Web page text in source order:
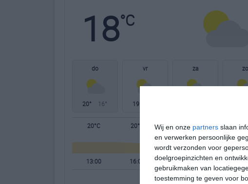
Wij en onze partners slaan
en verwerken persoonlijke
wordt verzonden voor
doelgroepinzichten en
gebruikmaken van
toestemming te geven voor
18°C
do
20° 16°
vr
19°
za zo
20°C 20°C 17°C 16°C
13:00 16:00 19:00 22:00